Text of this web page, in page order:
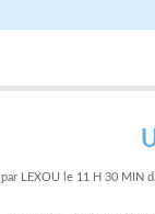
par LEXOU le 11 H 30 MIN